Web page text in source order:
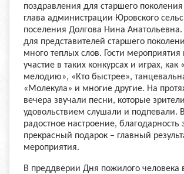
поздравления для старшего
глава администрации Юровского
поселения Долгова Нина Анатольевна.
для представителей старшего
много теплых слов. Гости мероприятия
участие в таких конкурсах и играх, как
мелодию», «Кто быстрее»,
«Молекула» и многие другие. На
вечера звучали песни, которые
удовольствием слушали и подпевали.
радостное настроение, благодарность
прекрасный подарок – главный
мероприятия.
В преддверии Дня пожилого человека